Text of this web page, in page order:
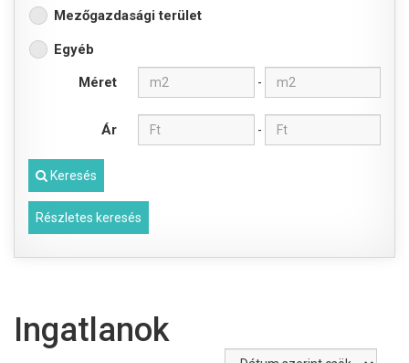
Mezőgazdasági terület
Egyéb
Méret
-
Ár -
Keresés
Részletes keresés
Ingatlanok